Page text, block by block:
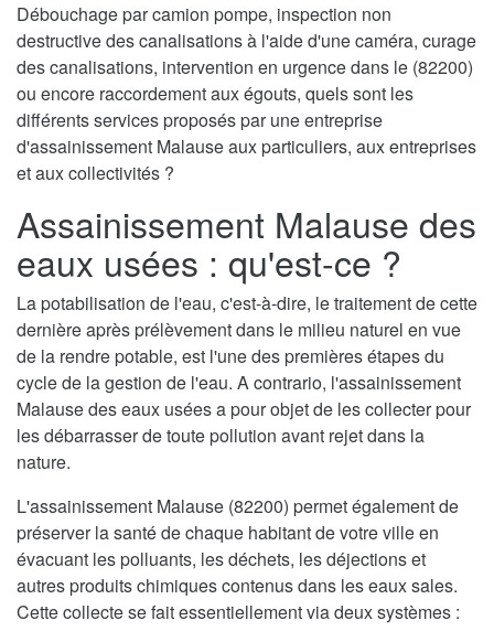
Débouchage par camion pompe, inspection non
destructive des canalisations à l'aide d'une caméra, curage
des canalisations, intervention en urgence dans le (82200)
ou encore raccordement aux égouts, quels sont les
différents services proposés par une entreprise
d'assainissement Malause aux particuliers, aux entreprises
et aux collectivités ?
Assainissement Malause des
eaux usées : qu'est-ce ?
La potabilisation de l'eau, c'est-à-dire, le traitement de cette
dernière après prélèvement dans le milieu naturel en vue
de la rendre potable, est l'une des premières étapes du
cycle de la gestion de l'eau. A contrario, l'assainissement
Malause des eaux usées a pour objet de les collecter pour
les débarrasser de toute pollution avant rejet dans la
nature.
L'assainissement Malause (82200) permet également de
préserver la santé de chaque habitant de votre ville en
évacuant les polluants, les déchets, les déjections et
autres produits chimiques contenus dans les eaux sales.
Cette collecte se fait essentiellement via deux systèmes :